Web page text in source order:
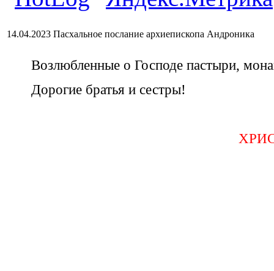
14.04.2023 Пасхальное послание архиепископа Андроника
Возлюбленные о Господе пастыри,
Дорогие братья и сестры!